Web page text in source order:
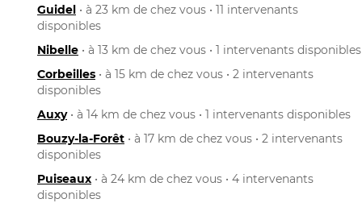
Guidel • à 23 km de chez vous • 11 intervenants
disponibles
Nibelle • à 13 km de chez vous • 1 intervenants disponibles
Corbeilles • à 15 km de chez vous • 2 intervenants
disponibles
Auxy• à 14 km de chez vous • 1 intervenants disponibles
Bouzy-la-Forêt • à 17 km de chez vous • 2 intervenants
disponibles
Puiseaux • à 24 km de chez vous • 4 intervenants
disponibles